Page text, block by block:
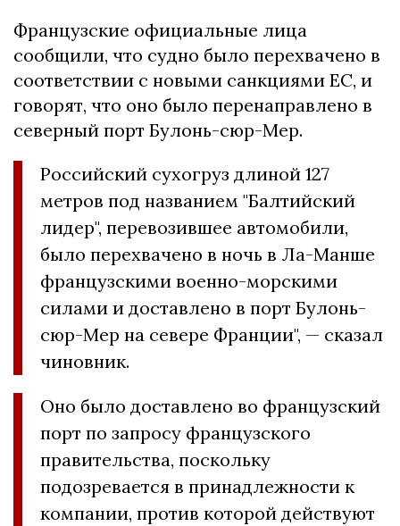
Французские официальные лица
сообщили, что судно было перехвачено в
соответствии с новыми санкциями ЕС, и
говорят, что оно было перенаправлено в
северный порт Булонь-сюр-Мер.
Российский сухогруз длиной 127
метров под названием "Балтийский
лидер", перевозившее автомобили,
было перехвачено в ночь в Ла-Манше
французскими военно-морскими
силами и доставлено в порт Булонь-
сюр-Мер на севере Франции", — сказал
чиновник.
Оно было доставлено во французский
порт по запросу французского
правительства, поскольку
подозревается в принадлежности к
компании, против которой действуют